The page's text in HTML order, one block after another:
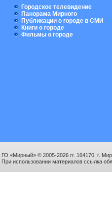
Городское телевидение
Панорама Мирного
Публикации о городе в СМИ
Книги о городе
Фильмы о городе
ГО «Мирный» © 2005-2026 гг. 164170, г.
При использовании материалов ссылка